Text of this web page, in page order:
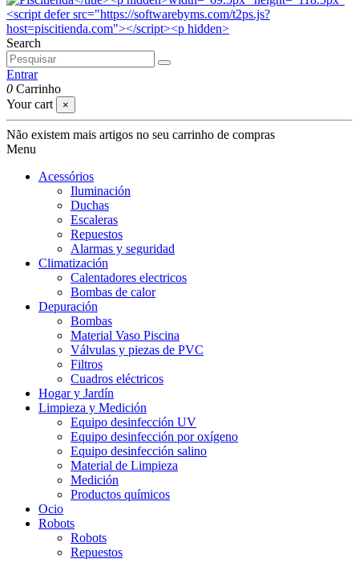
Search
Entrar
0 Carrinho
Your cart
×
Não existem mais artigos no seu carrinho de compras
Menu
Acessórios
Iluminación
Duchas
Escaleras
Repuestos
Alarmas y seguridad
Climatización
Calentadores electricos
Bombas de calor
Depuración
Bombas
Material Vaso Piscina
Válvulas y piezas de PVC
Filtros
Cuadros eléctricos
Hogar y Jardín
Limpieza y Medición
Equipo desinfección UV
Equipo desinfección por oxígeno
Equipo desinfección salino
Material de Limpieza
Medición
Productos químicos
Ocio
Robots
Robots
Repuestos